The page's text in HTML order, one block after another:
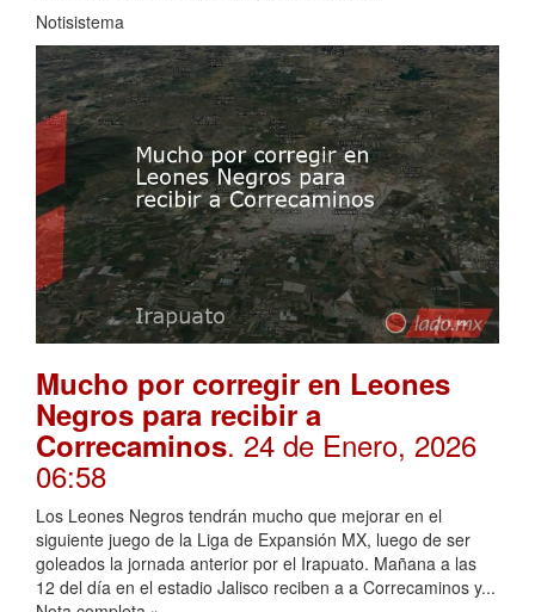
Notisistema
Mucho por corregir en Leones
Negros para recibir a
Correcaminos. 24 de Enero, 2026
06:58
Los Leones Negros tendrán mucho que mejorar en el
siguiente juego de la Liga de Expansión MX, luego de ser
goleados la jornada anterior por el Irapuato. Mañana a las
12 del día en el estadio Jalisco reciben a a Correcaminos y...